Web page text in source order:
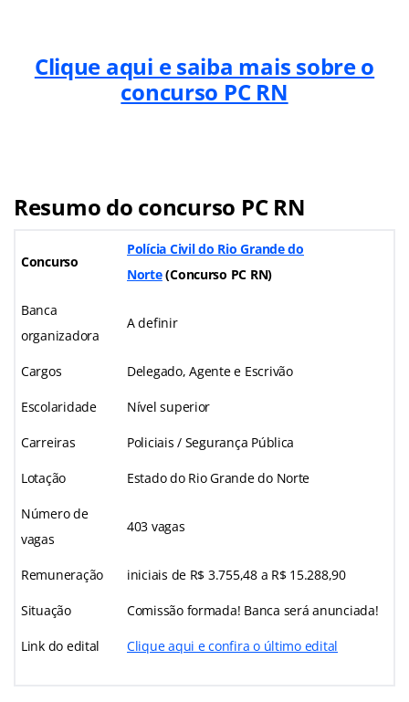
Clique aqui e saiba mais sobre o
concurso PC RN
Resumo do concurso PC RN
Concurso
Polícia Civil do Rio Grande do
Norte(Concurso PC RN)
Banca
organizadora
A definir
Cargos Delegado, Agente e Escrivão
Escolaridade Nível superior
Carreiras Policiais / Segurança Pública
Lotação Estado do Rio Grande do Norte
Número de
vagas
403 vagas
Remuneração iniciais de R$ 3.755,48 a R$ 15.288,90
Situação Comissão formada! Banca será anunciada!
Link do edital Clique aqui e confira o último edital